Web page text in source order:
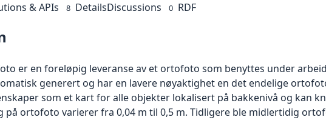
& APIs 8 DetailsDiscussions 0 RDF
er en foreløpig leveranse av et ortofoto som benyttes under
generert og har en lavere nøyaktighet en det endelige
som et kart for alle objekter lokalisert på bakkenivå og kan
på ortofoto varierer fra 0,04 m til 0,5 m. Tidligere ble midlertidig